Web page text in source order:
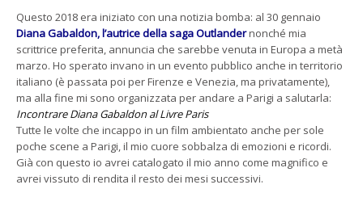
Questo 2018 era iniziato con una notizia bomba: al 30 gennaio
Diana Gabaldon, l’autrice della saga Outlandernonché mia
scrittrice preferita, annuncia che sarebbe venuta in Europa a metà
marzo. Ho sperato invano in un evento pubblico anche in territorio
italiano (è passata poi per Firenze e Venezia, ma privatamente),
ma alla fine mi sono organizzata per andare a Parigi a salutarla:
Incontrare Diana Gabaldon al Livre Paris
Tutte le volte che incappo in un film ambientato anche per sole
poche scene a Parigi, il mio cuore sobbalza di emozioni e ricordi.
Già con questo io avrei catalogato il mio anno come magnifico e
avrei vissuto di rendita il resto dei mesi successivi.